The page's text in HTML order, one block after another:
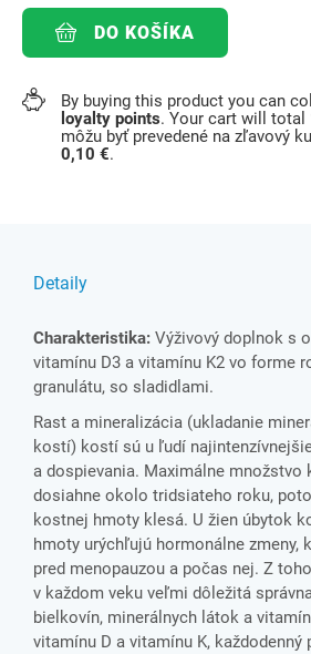
DO KOŠÍKA
By buying this product you can
loyalty points. Your cart will total
môžu byť prevedené na zľavový
0,10 €.
Detaily
Charakteristika: Výživový doplnok s
vitamínu D3 a vitamínu K2 vo forme
granulátu, so sladidlami.
Rast a mineralizácia (ukladanie
kostí) kostí sú u ľudí
a dospievania. Maximálne množstvo
dosiahne okolo tridsiateho roku,
kostnej hmoty klesá. U žien úbytok
hmoty urýchľujú hormonálne zmeny,
pred menopauzou a počas nej. Z
v každom veku veľmi dôležitá
bielkovín, minerálnych látok a
vitamínu D a vitamínu K, každodenný